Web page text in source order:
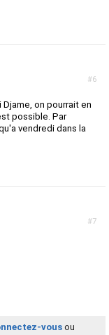
#6
on pourrait en
possible. Par
vendredi dans la
#7
vousou